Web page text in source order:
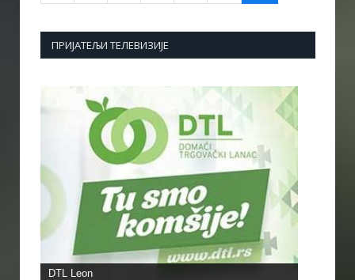
ПРИЈАТЕЉИ ТЕЛЕВИЗИЈЕ
DTL Leon